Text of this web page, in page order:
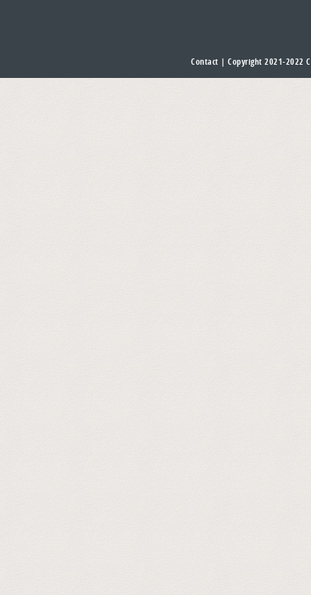
Contact | Copyright 2021-2022